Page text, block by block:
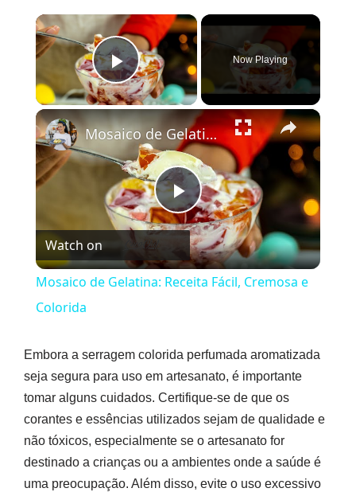
×
Play Video
Now Playing
×
Play
Video
Mosaico de Gelatina: Receita Fácil, Cremosa e Colorida
Watch on
Mosaico de Gelatina: Receita Fácil, Cremosa e
Colorida
Embora a serragem colorida perfumada aromatizada
seja segura para uso em artesanato, é importante
tomar alguns cuidados. Certifique-se de que os
corantes e essências utilizados sejam de qualidade e
não tóxicos, especialmente se o artesanato for
destinado a crianças ou a ambientes onde a saúde é
uma preocupação. Além disso, evite o uso excessivo